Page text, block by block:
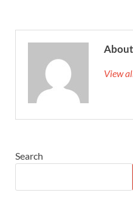
View
Search